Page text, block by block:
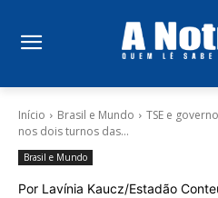
Início Brasil e Mundo
TSE e
nos dois turnos das...
Brasil e Mundo
Por Lavínia Kaucz/Estadão